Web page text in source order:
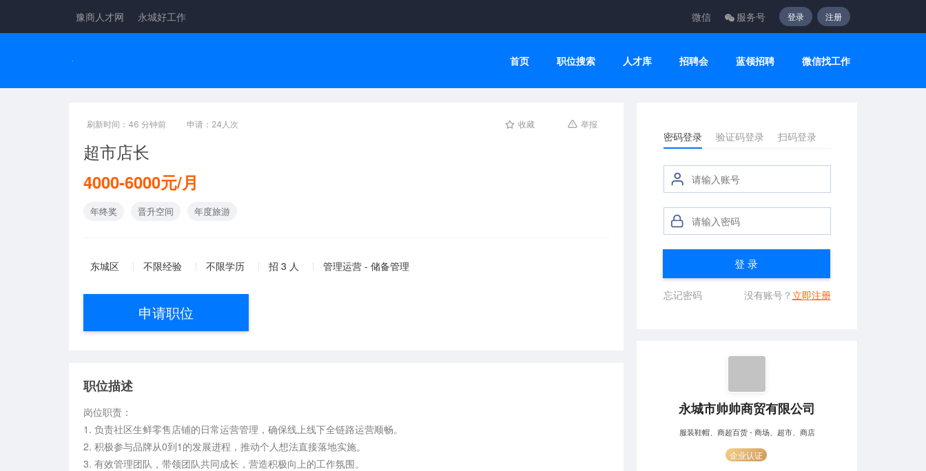
豫商人才网 永城好工作 微信 服务号 登录 注册
首页 职位搜索 人才库 招聘会 蓝领招聘 微信找工作
刷新时间：46 分钟前 申请：24人次 收藏 举报
超市店长
4000-6000元/月
年终奖 晋升空间 年度旅游
东城区 不限经验 不限学历 招 3 人 管理运营 - 储备管理
申请职位
职位描述
岗位职责：
1. 负责社区生鲜零售店铺的日常运营管理，确保线上线下全链路运营顺畅。
2. 积极参与品牌从0到1的发展进程，推动个人想法直接落地实施。
3. 有效管理团队，带领团队共同成长，营造积极向上的工作氛围。
密码登录 验证码登录 扫码登录
登 录
忘记密码 没有账号？ 立即注册
永城市帅帅商贸有限公司
服装鞋帽、商超百货 - 商场、超市、商店
企业认证